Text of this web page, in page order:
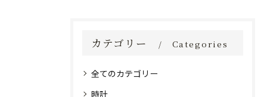
カテゴリー Categories
全てのカテゴリー
時計